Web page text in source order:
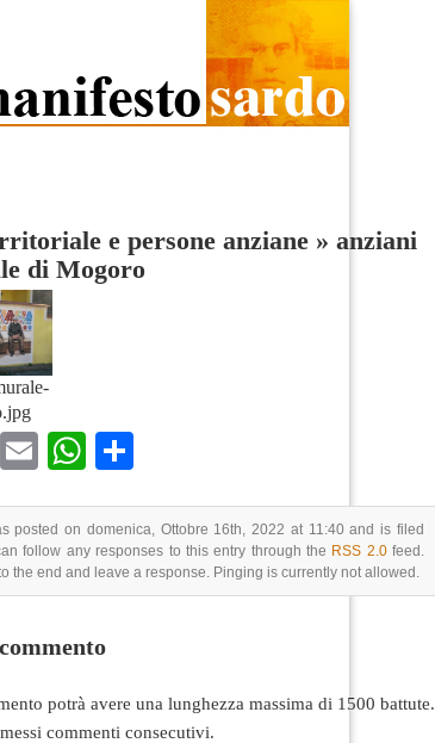
e persone anziane » anziani
di Mogoro
TwitterEmailWhatsApp
posted on domenica, Ottobre 16th, 2022 at 11:40 and is filed
follow any responses to this entry through the RSS 2.0feed.
the end and leave a response. Pinging is currently not allowed.
potrà avere una lunghezza massima di 1500 battute.
commenti consecutivi.